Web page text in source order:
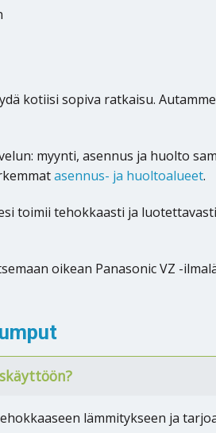
kotiisi sopiva ratkaisu.
myynti, asennus ja huolto
asennus- ja huoltoalueet.
toimii tehokkaasti ja
oikean Panasonic VZ -
lämmitykseen ja